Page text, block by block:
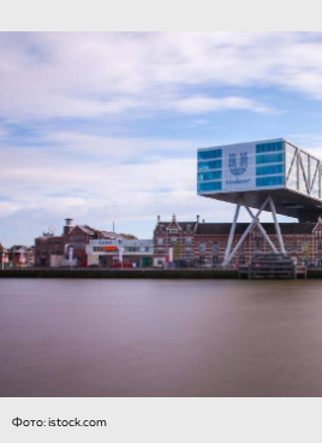
Фото: istock.com